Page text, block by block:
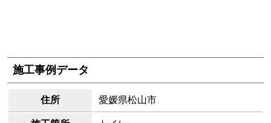
施工事例データ
住所 愛媛県松山市